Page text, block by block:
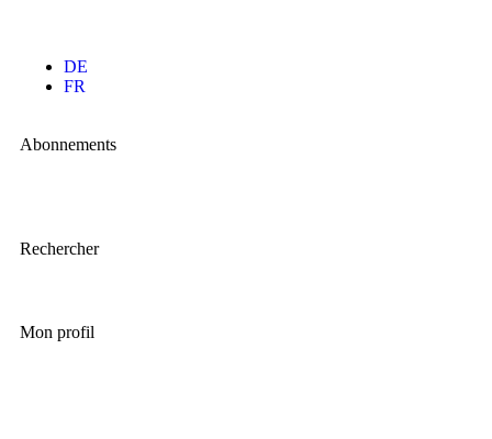
DE
FR
Abonnements
Rechercher
Mon profil